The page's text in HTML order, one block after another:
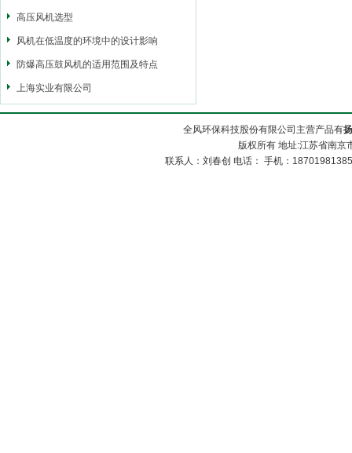
措施
高压风机选型
风机在低温度的环境中的设计影响
防爆高压鼓风机的适用范围及特点
上海实业有限公司
全风环保科技股份有限公司主营产品有
版权所有 地址:江苏省南
联系人：刘春创 电话： 手机：